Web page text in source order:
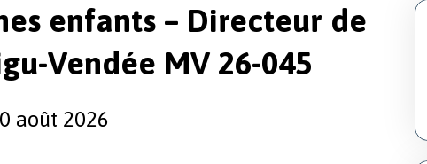
enfants – Directeur de
Vendée MV 26-045
août 2026